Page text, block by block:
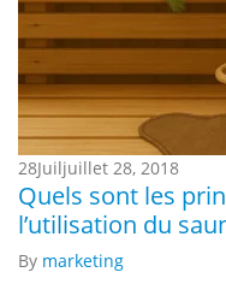
28Juiljuillet 28, 2018
Quels sont les
l’utilisation du
By marketing